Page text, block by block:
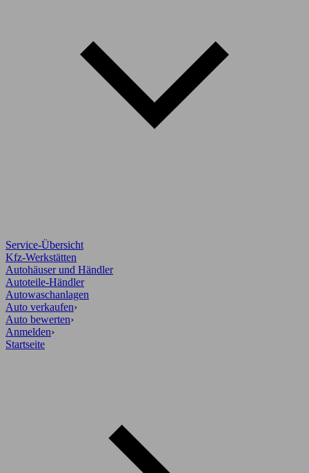
Service-Übersicht
Kfz-Werkstätten
Autohäuser und Händler
Autoteile-Händler
Autowaschanlagen
Auto verkaufen›
Auto bewerten›
Anmelden›
Startseite